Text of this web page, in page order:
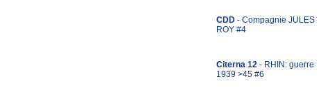
CDD - Compagnie JULES
ROY #4
Citerna 12 - RHIN: guerre
1939 >45 #6